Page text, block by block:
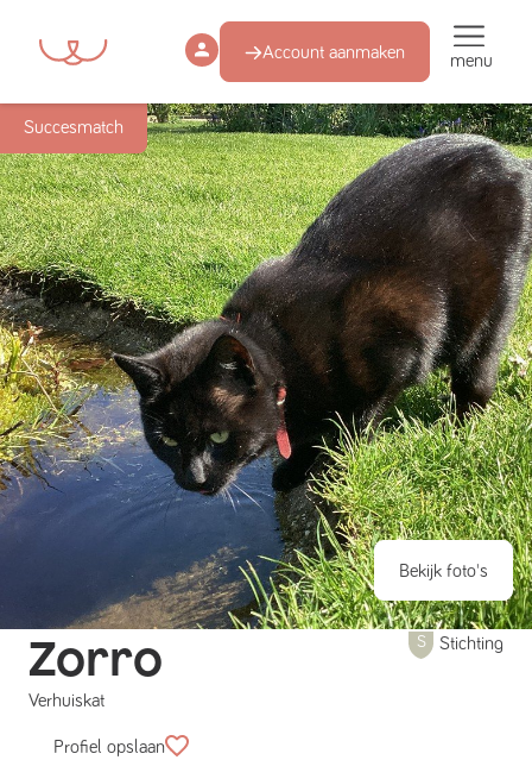
Account aanmaken menu
Succesmatch
Bekijk foto's
Zorro
Verhuiskat
Stichting
Profiel opslaan